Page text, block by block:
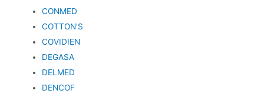
CONMED
COTTON'S
COVIDIEN
DEGASA
DELMED
DENCOF